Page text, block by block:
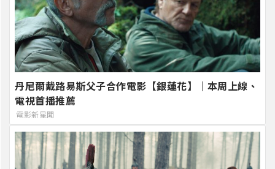
丹尼爾戴路易斯父子合作電影【銀蓮花】｜本周上線、
電視首播推薦
電影新星聞